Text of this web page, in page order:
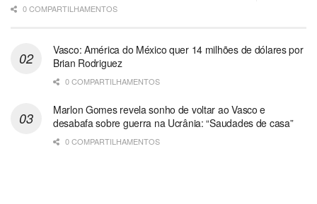
0 COMPARTILHAMENTOS
Vasco: América do México quer 14 milhões de dólares por
Brian Rodriguez
0 COMPARTILHAMENTOS
Marlon Gomes revela sonho de voltar ao Vasco e
desabafa sobre guerra na Ucrânia: “Saudades de casa”
0 COMPARTILHAMENTOS